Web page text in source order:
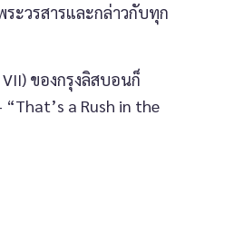
วรสารและกล่าวกับทุก
ของกรุงลิสบอนก็
a Rush in the